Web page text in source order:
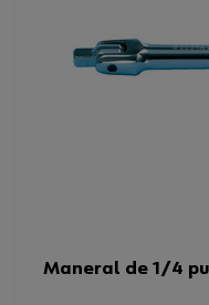
Maneral de 1/4